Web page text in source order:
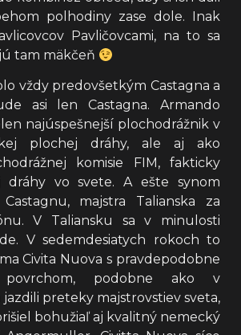
polhodiny zase dole. Inak
Pavličovcami, na to sa
tam mäkčeň
vždy predovšetkým Castagna a
asi len Castagna. Armando
najúspešnejší plochodrážnik v
plochej dráhy, ale aj ako
komisie FIM, fakticky
dráhy vo svete. A ešte synom
majstra Talianska za
V Taliansku sa v minulosti
V sedemdesiatych rokoch to
Civita Nuova s pravdepodobne
povrchom, podobne ako v
jazdili preteky majstrovstiev sveta,
bohužiaľ aj kvalitný nemecký